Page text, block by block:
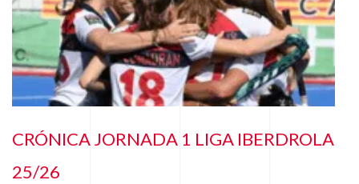
CRÓNICA JORNADA 1 LIGA IBERDROLA
25/26